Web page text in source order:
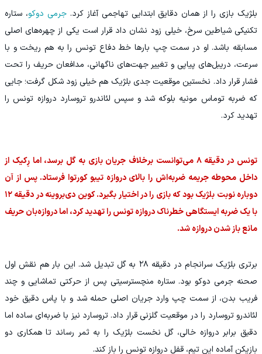
بلژیک بازی را از همان دقایق ابتدایی تهاجمی آغاز کرد.جرمی دوکو، ستاره
تکنیکی شیاطین سرخ، خیلی زود نشان داد قرار است یکی از چهره‌های اصلی
مسابقه باشد. او در سمت چپ بارها خط دفاع تونس را به هم ریخت و با
سرعت، دریبل‌های پیاپی و تغییر جهت‌های ناگهانی، مدافعان حریف را تحت
فشار قرار داد. نخستین موقعیت جدی بلژیک هم خیلی زود شکل گرفت؛ جایی
که ضربه توماس مونیه بلوکه شد و سپس لئاندرو تروسارد دروازه تونس را
تهدید کرد.
تونس در دقیقه ۸ می‌توانست برخلاف جریان بازی به گل برسد، اما رِکیک از
داخل محوطه جریمه ضربه‌اش را بالای دروازه تیبو کورتوا فرستاد. پس از آن
دوباره نوبت بلژیک بود که بازی را در اختیار بگیرد. کوین دی‌بروینه در دقیقه ۱۲
با یک ضربه ایستگاهی خطرناک دروازه تونس را تهدید کرد، اما دروازه‌بان حریف
مانع باز شدن دروازه شد.
برتری بلژیک سرانجام در دقیقه ۲۸ به گل تبدیل شد. این بار هم نقش اول
صحنه جرمی دوکو بود. ستاره منچسترسیتی پس از حرکتی تماشایی و چند
فریب بدن، از سمت چپ وارد جریان اصلی حمله شد و با پاس دقیق خود
لئاندرو تروسارد را در موقعیت گلزنی قرار داد. تروسارد نیز با ضربه‌ای ساده اما
دقیق برابر دروازه خالی، گل نخست بلژیک را به ثمر رساند تا همکاری دو
بازیکن آماده این تیم، قفل دروازه تونس را باز کند.